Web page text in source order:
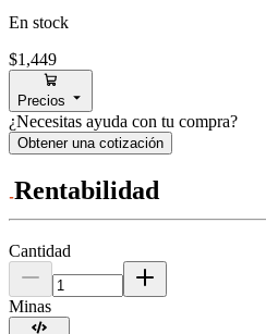
En stock
$1,449
Precios
¿Necesitas ayuda con tu compra?
Obtener una cotización
Rentabilidad
Cantidad
Minas